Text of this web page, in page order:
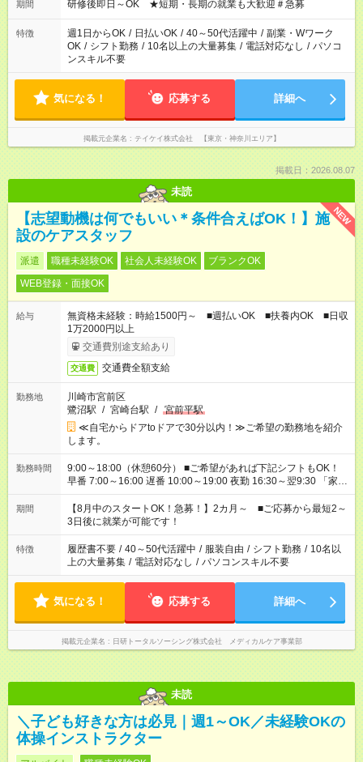
期間 研修後即日～OK ★短期・長期の就業も大歓迎＃急募
特徴 週1日からOK / 日払いOK / 40～50代活躍中 / 副業・Wワーク
OK / シフト勤務 / 10名以上の大量募集 / 電話対応なし / パソコ
ンスキル不要
気になる！ 応募する 詳細へ
掲載元企業名 テイケイ株式会社 【東京・神奈川エリア】
掲載日：2026.08.07
未読
NEW
【志望動機は何でもいい＊条件合えばOK！】施
設のケアスタッフ
派遣 職種未経験OK 社会人未経験OK
ブランクOK
WEB登録・面接OK
給与
無資格未経験：時給1500円～ ■週払いOK ■扶養内OK ■日収
1万2000円以上
交通費別途支給あり
交通費 交通費全額支給
勤務地
川崎市宮前区
鷺沼駅 / 宮崎台駅 / 宮前平駅
≪自宅からドアtoドアで30分以内！≫ご希望の勤務地を紹介
します。
勤務時間
9:00～18:00（休憩60分） ■ご希望があれば下記シフトもOK！
早番 7:00～16:00 遅番 10:00～19:00 夜勤 16:30～翌9:30 「家族
と休みを合わせたい」 「余裕を持って夕飯の準備がしたい」
「できれば残業はしたくない」 など、ご希望を教えてください
ね。 ※Wワーク希望の方へ 今ご覧のお仕事で希望する勤務時間
と、もう1つのお仕事の勤務時間。 合計で週40時間を超える場
合は応募できません。
期間
【8月中のスタートOK！急募！】2カ月～ ■ご応募から最短2～
3日後に就業が可能です！
特徴 履歴書不要 / 40～50代活躍中 / 服装自由 / シフト勤務 / 10名以
上の大量募集 / 電話対応なし / パソコンスキル不要
気になる！ 応募する 詳細へ
掲載元企業名 日研トータルソーシング株式会社 メディカルケア事業部
未読
＼子ども好きな方は必見｜週1～OK／未経験OKの
体操インストラクター